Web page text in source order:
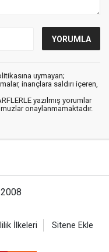
uymayan;
inançlara saldırı içeren,
yazılmış yorumlar
onaylanmamaktadır.
İlkeleri Sitene Ekle